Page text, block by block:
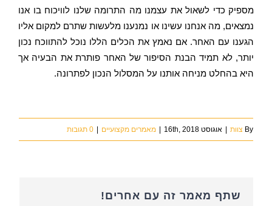
מספיק כדי לשאול את עצמנו מה התרומה שלנו לוויכוח בו אנו
נמצאים, מה אנחנו עשינו או נמנענו מלעשות שתרם למקום אליו
הגענו עם האחר. אם נאמץ את הכלים הללו נוכל להתווכח נכון
יותר, לא תמיד הבנת הסיפור של האחר פותרת את הבעיה אך
היא בהחלט מניחה אותנו על המסלול הנכון לפתרונה.
By צוות | אוגוסט 16th, 2018 | מאמרים מקצועיים | 0 תגובות
שתף מאמר זה עם אחרים!